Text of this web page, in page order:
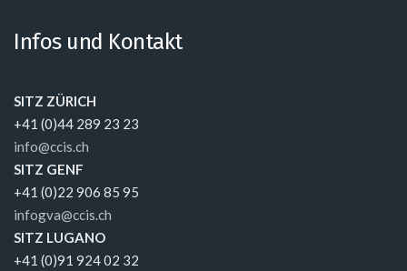
Infos und Kontakt
SITZ ZÜRICH
+41 (0)44 289 23 23
info@ccis.ch
SITZ GENF
+41 (0)22 906 85 95
infogva@ccis.ch
SITZ LUGANO
+41 (0)91 924 02 32